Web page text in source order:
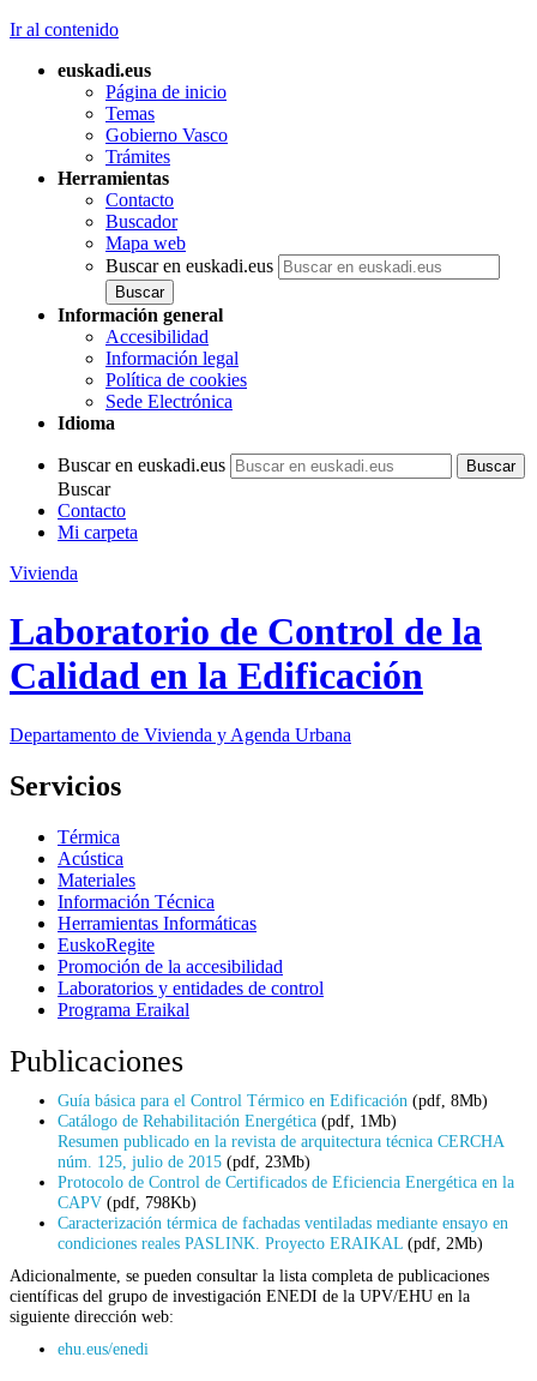
Ir al contenido
euskadi.eus
Página de inicio
Temas
Gobierno Vasco
Trámites
Herramientas
Contacto
Buscador
Mapa web
Buscar en euskadi.eus
Información general
Accesibilidad
Información legal
Política de cookies
Sede Electrónica
Idioma
Buscar en euskadi.eus
Buscar
Contacto
Mi carpeta
Vivienda
Laboratorio de Control de la
Calidad en la Edificación
Departamento de Vivienda y Agenda Urbana
Servicios
Térmica
Acústica
Materiales
Información Técnica
Herramientas Informáticas
EuskoRegite
Promoción de la accesibilidad
Laboratorios y entidades de control
Programa Eraikal
Publicaciones
Guía básica para el Control Térmico en Edificación (pdf, 8Mb)
Catálogo de Rehabilitación Energética (pdf, 1Mb)
Resumen publicado en la revista de arquitectura técnica CERCHA
núm. 125, julio de 2015 (pdf, 23Mb)
Protocolo de Control de Certificados de Eficiencia Energética en la
CAPV (pdf, 798Kb)
Caracterización térmica de fachadas ventiladas mediante ensayo en
condiciones reales PASLINK. Proyecto ERAIKAL (pdf, 2Mb)
Adicionalmente, se pueden consultar la lista completa de publicaciones
científicas del grupo de investigación ENEDI de la UPV/EHU en la
siguiente dirección web:
ehu.eus/enedi